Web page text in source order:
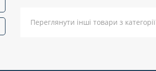
Переглянути інші товари з категорії